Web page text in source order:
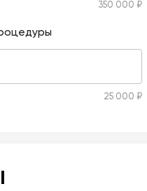
350 000 ₽
25 000 ₽